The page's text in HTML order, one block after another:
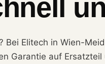
Bei Elitech in Wien-
Garantie auf